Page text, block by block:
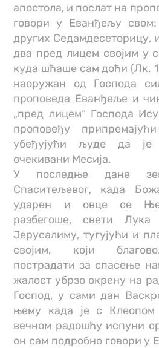
апостола, и послат на
говори у Еванђељу
других Седамдесеторицу,
два пред лицем својим у
куда шћаше сам доћи (Лк.
наоружан од Господа
проповеда Еванђеље и
„пред лицем“ Господа
проповеђу
убеђујући људе да
очекивани Месија.
У последње дане
Спаситељевог, када
ударен и овце се
разбегоше, свети
Јерусалиму, тугујући и
својим, који
пострадати за спасење
жалост убрзо окрену на
Господ, у сами дан
њему када је с
вечном радошћу испуни
он сам подробно говори у